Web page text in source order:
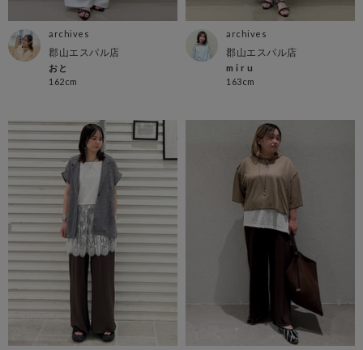
archives
郡山エスパル店
おと
162cm
archives
郡山エスパル店
m i r u
163cm